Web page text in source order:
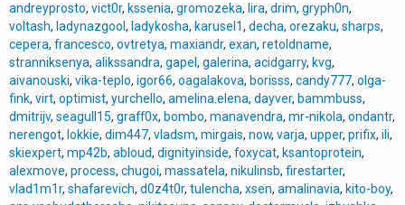
andreyprosto, vict0r, kssenia, gromozeka, lira, drim, gryph0n,
voltash, ladynazgool , ladykosha, karusel1, decha, orezaku, sharps,
cepera, francesco, ovtretya, maxiandr, exan, retoldname,
stranniksenya, alikssandra, gapel , galerina, acidgarry, kvg,
aivanouski, vika-teplo, igor66, oagalakova, borisss, candy777, olga-
fink, virt, optimist, yurchello, amelina.elena, dayver, bammbuss,
dmitrijv, seagull15, graff0x, bombo, manavendra, mr-nikola, ondantr,
nerengot, lokkie, dim447, vladsm, mirgais, now, varja, upper, prifix, ili,
skiexpert, mp42b, abloud, dignityinside, foxycat, ksantoprotein,
alexmove, process, chugoi, massatela, nikulinsb, firestarter,
vlad1m1r, shafarevich, d0z4t0r, tulencha, xsen, amalinavia, kito-boy,